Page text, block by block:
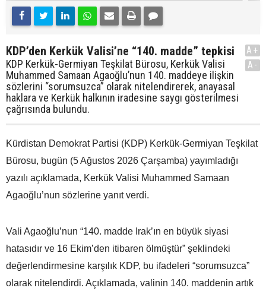
KDP’den Kerkük Valisi’ne “140. madde” tepkisi
KDP Kerkük-Germiyan Teşkilat Bürosu, Kerkük Valisi
Muhammed Samaan Agaoğlu’nun 140. maddeye ilişkin
sözlerini “sorumsuzca” olarak nitelendirerek, anayasal
haklara ve Kerkük halkının iradesine saygı gösterilmesi
çağrısında bulundu.
A+
A-
Kürdistan Demokrat Partisi (KDP) Kerkük-Germiyan Teşkilat
Bürosu, bugün (5 Ağustos 2026 Çarşamba) yayımladığı
yazılı açıklamada, Kerkük Valisi Muhammed Samaan
Agaoğlu’nun sözlerine yanıt verdi.
Vali Agaoğlu’nun “140. madde Irak’ın en büyük siyasi
hatasıdır ve 16 Ekim’den itibaren ölmüştür” şeklindeki
değerlendirmesine karşılık KDP, bu ifadeleri “sorumsuzca”
olarak nitelendirdi. Açıklamada, valinin 140. maddenin artık